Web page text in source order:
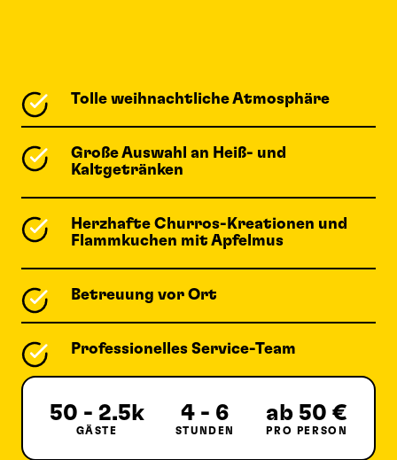
Tolle weihnachtliche Atmosphäre
Große Auswahl an Heiß- und
Kaltgetränken
Herzhafte Churros-Kreationen und
Flammkuchen mit Apfelmus
Betreuung vor Ort
Professionelles Service-Team
50 - 2.5k
GÄSTE
4 - 6
STUNDEN
ab 50 €
PRO PERSON